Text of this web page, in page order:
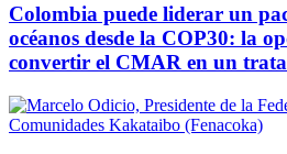
Colombia puede liderar un
océanos desde la COP30: la
convertir el CMAR en un